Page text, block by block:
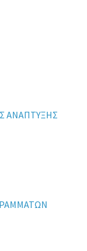
ΑΝΑΠΤΥΞΗΣ